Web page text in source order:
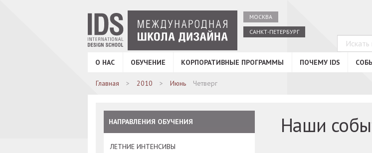
МОСКВА
САНКТ-ПЕТЕРБУРГ
О НАС ОБУЧЕНИЕ КОРПОРАТИВНЫЕ ПРОГРАММЫ ПОЧЕМУ IDS
Главная 2010 Июнь Четверг
НАПРАВЛЕНИЯ ОБУЧЕНИЯ
ЛЕТНИЕ ИНТЕНСИВЫ
Наши